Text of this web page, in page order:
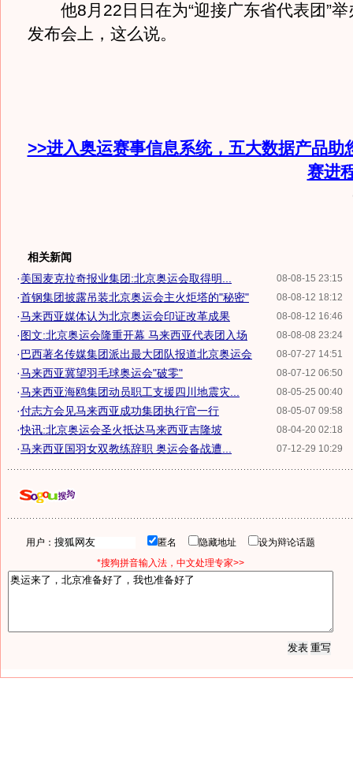
他8月22日日在为“迎接广东省代表团”举
发布会上，这么说。
>>进入奥运赛事信息系统，五大数据产品助
赛进
相关新闻
08-08-15 23:15
·美国麦克拉奇报业集团:北京奥运会取得明...
08-08-12 18:12
·首钢集团披露吊装北京奥运会主火炬塔的"秘密"
08-08-12 16:46
·马来西亚媒体认为北京奥运会印证改革成果
08-08-08 23:24
·图文:北京奥运会隆重开幕 马来西亚代表团入场
08-07-27 14:51
·巴西著名传媒集团派出最大团队报道北京奥运会
08-07-12 06:50
·马来西亚冀望羽毛球奥运会"破零"
08-05-25 00:40
·马来西亚海鸥集团动员职工支援四川地震灾...
08-05-07 09:58
·付志方会见马来西亚成功集团执行官一行
08-04-20 02:18
·快讯:北京奥运会圣火抵达马来西亚吉隆坡
07-12-29 10:29
·马来西亚国羽女双教练辞职 奥运会备战遭...
用户： 匿名 隐藏地址
设为辩论话题
*搜狗拼音输入法，中文处理专家>>